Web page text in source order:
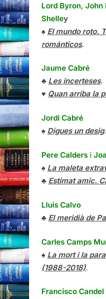
Lord Byron, John
Shelley
♠ El mundo roto.
románticos.
Jaume Cabré
♣ Les incerteses.
♥ Quan arriba la
Jordi Cabré
♠ Digues un desig.
Pere Calders i
♠ La maleta
♣ Estimat amic.
Lluís Calvo
♣ El meridià de
Carles Camps
♠ La mort i la
(1988-2018).
Francisco Candel